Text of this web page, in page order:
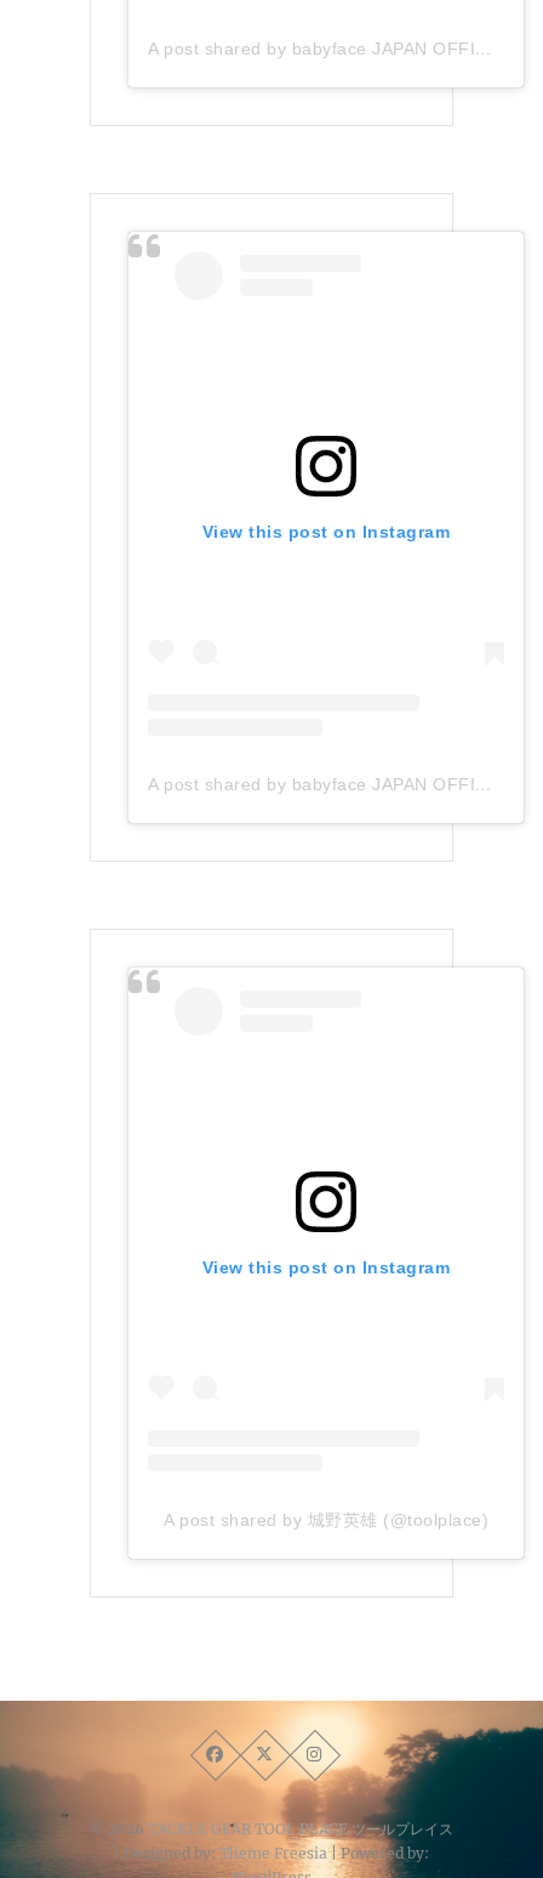
A post shared by babyface JAPAN OFFICIAL (@babyface_japan)
View this post on Instagram
A post shared by babyface JAPAN OFFICIAL (@babyface_japan)
View this post on Instagram
A post shared by 城野英雄 (@toolplace)
© 2026 TACKLE GEAR TOOL PLACE ツールプレイス
| Designed by: Theme Freesia| Powered by: